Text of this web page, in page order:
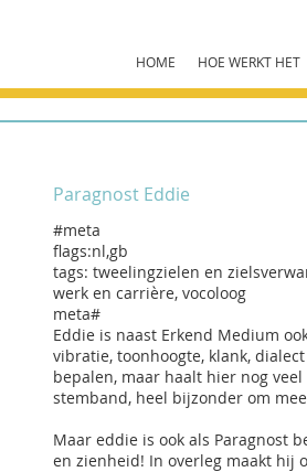
HOME HOE WERKT HET
Paragnost Eddie
#meta
flags:nl,gb
tags: tweelingzielen en
werk en carrière, vocoloog
meta#
Eddie is naast Erkend Medium
vibratie, toonhoogte, klank,
bepalen, maar haalt hier nog
stemband, heel bijzonder om
Maar eddie is ook als Paragnost
en zienheid! In overleg maakt hij